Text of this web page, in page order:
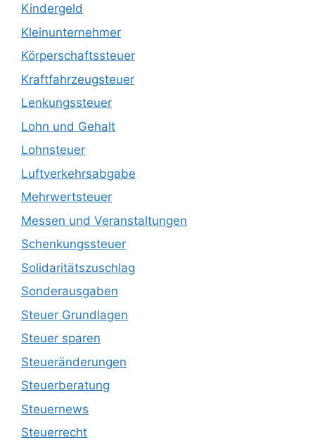
Kindergeld
Kleinunternehmer
Körperschaftssteuer
Kraftfahrzeugsteuer
Lenkungssteuer
Lohn und Gehalt
Lohnsteuer
Luftverkehrsabgabe
Mehrwertsteuer
Messen und Veranstaltungen
Schenkungssteuer
Solidaritätszuschlag
Sonderausgaben
Steuer Grundlagen
Steuer sparen
Steueränderungen
Steuerberatung
Steuernews
Steuerrecht